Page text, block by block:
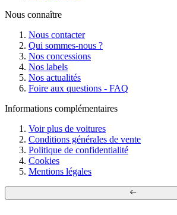
Nous connaître
Nous contacter
Qui sommes-nous ?
Nos concessions
Nos labels
Nos actualités
Foire aux questions - FAQ
Informations complémentaires
Voir plus de voitures
Conditions générales de vente
Politique de confidentialité
Cookies
Mentions légales